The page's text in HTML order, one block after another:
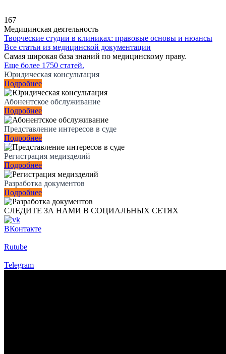
167
Медицинская деятельность
Творческие студии в клиниках: правовые основы и нюансы
Все статьи из медицинской документации
Самая широкая база знаний по медицинскому праву.
Еще более 1750 статей.
Юридическая консультация
Подробнее
Абонентское обслуживание
Подробнее
Представление интересов в суде
Подробнее
Регистрация медизделий
Подробнее
Разработка документов
Подробнее
СЛЕДИТЕ ЗА НАМИ В СОЦИАЛЬНЫХ СЕТЯХ
ВКонтакте
Rutube
Telegram